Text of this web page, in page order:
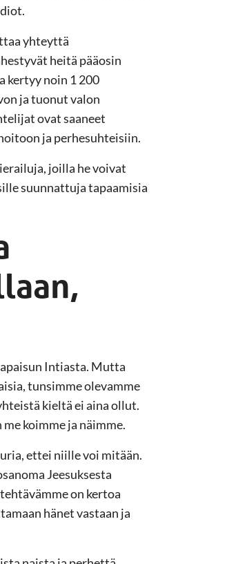
yhteyttä
heitä pääosin
kertyy noin 1 200
ja tuonut valon
ovat saaneet
ja perhesuhteisiin.
joilla he voivat
suunnattuja tapaamisia
Intiasta. Mutta
tunsimme olevamme
kieltä ei aina ollut.
koimme ja näimme.
ettei niille voi mitään.
Jeesuksesta
on kertoa
hänet vastaan ja